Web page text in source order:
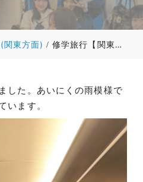
関東方面) 修学旅行【関東方面】
した。あいにくの雨模様で
います。